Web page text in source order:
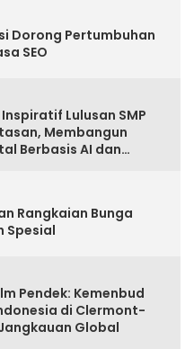
Dorong Pertumbuhan
SEO
Lulusan SMP
Membangun
Berbasis AI dan
Rangkaian Bunga
Spesial
Pendek: Kemenbud
di Clermont-
Global